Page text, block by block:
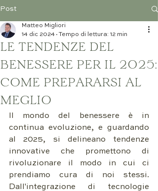
Post
LE TENDENZE DEL
BENESSERE PER IL 2025:
COME PREPARARSI AL
MEGLIO
Matteo Migliori
14 dic 2024
Tempo di lettura: 12 min
Il mondo del benessere è in
continua evoluzione, e guardando
al 2025, si delineano tendenze
innovative che promettono di
rivoluzionare il modo in cui ci
prendiamo cura di noi stessi.
Dall'integrazione di tecnologie